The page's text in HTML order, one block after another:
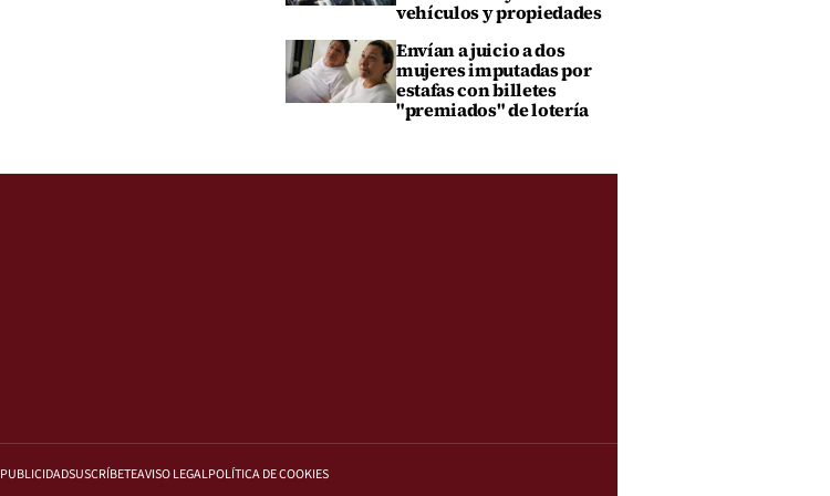
vehículos y propiedades
Envían a juicio a dos
mujeres imputadas por
estafas con billetes
"premiados" de lotería
PUBLICIDADSUSCRÍBETEAVISO LEGALPOLÍTICA DE COOKIES